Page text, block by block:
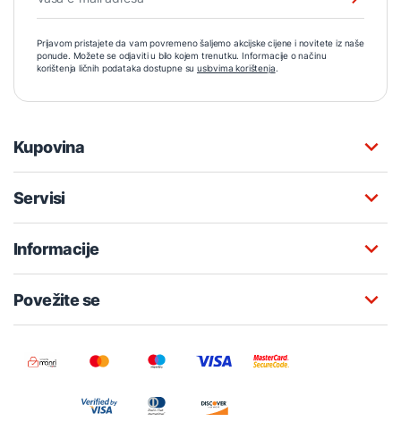
Prijavom pristajete da vam povremeno šaljemo akcijske cijene i novitete iz naše
ponude. Možete se odjaviti u bilo kojem trenutku. Informacije o načinu
korištenja ličnih podataka dostupne su uslovima korištenja.
Kupovina
Servisi
Informacije
Povežite se